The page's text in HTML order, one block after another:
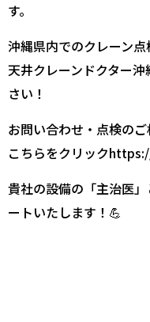
す。
沖縄県内でのクレーン点
天井クレーンドクター
さい！
お問い合わせ・点検のご
こちらをクリック
貴社の設備の「主治医
ートいたします！💪